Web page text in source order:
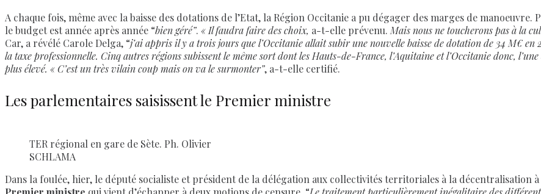
A chaque fois, même avec la baisse des dotations de l’Etat, la Région Occitanie a pu dégager des marges de
le budget est année après année “bien géré”. « Il faudra faire des choix, a-t-elle prévenu.Mais nous ne toucherons pas à la
Car, a révélé Carole Delga, “j’ai appris il y a trois jours que l’Occitanie allait subir une nouvelle baisse de dotation de 34 M€ en
la taxe professionnelle. Cinq autres régions subissent le même sort dont les Hauts-de-France, l’Aquitaine et l’Occitanie donc, l’une
plus élevé. « C’est un très vilain coup mais on va le surmonter”, a-t-elle certifié.
Les parlementaires saisissent le Premier ministre
TER régional en gare de Sète. Ph. Olivier
SCHLAMA
Dans la foulée, hier, le député socialiste et président de la délégation aux collectivités territoriales à la décentralisation à